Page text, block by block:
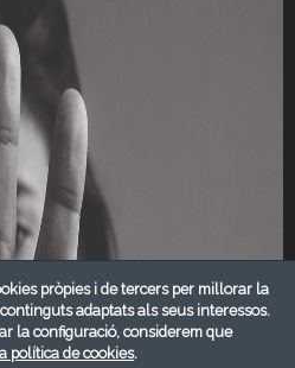
pròpies i de tercers per millorar la
adaptats als seus interessos.
la configuració, considerem que
política de cookies.